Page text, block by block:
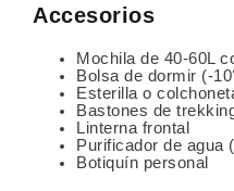
Accesorios
Mochila de 40-60L
Bolsa de dormir (-
Esterilla o
Bastones de
Linterna frontal
Purificador de agua
Botiquín personal